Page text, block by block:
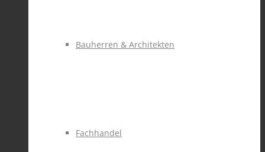
Bauherren & Architekten
Fachhandel